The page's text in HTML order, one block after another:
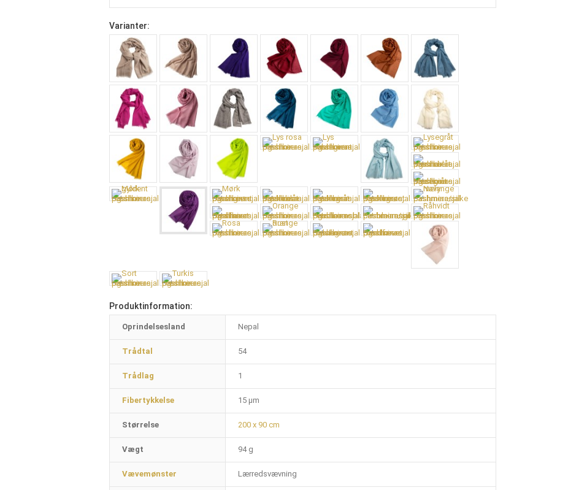
Varianter:
Produktinformation:
Oprindelsesland Nepal
Trådtal 54
Trådlag 1
Fibertykkelse 15 µm
Størrelse 200 x 90 cm
Vægt 94 g
Vævemønster Lærredsvævning